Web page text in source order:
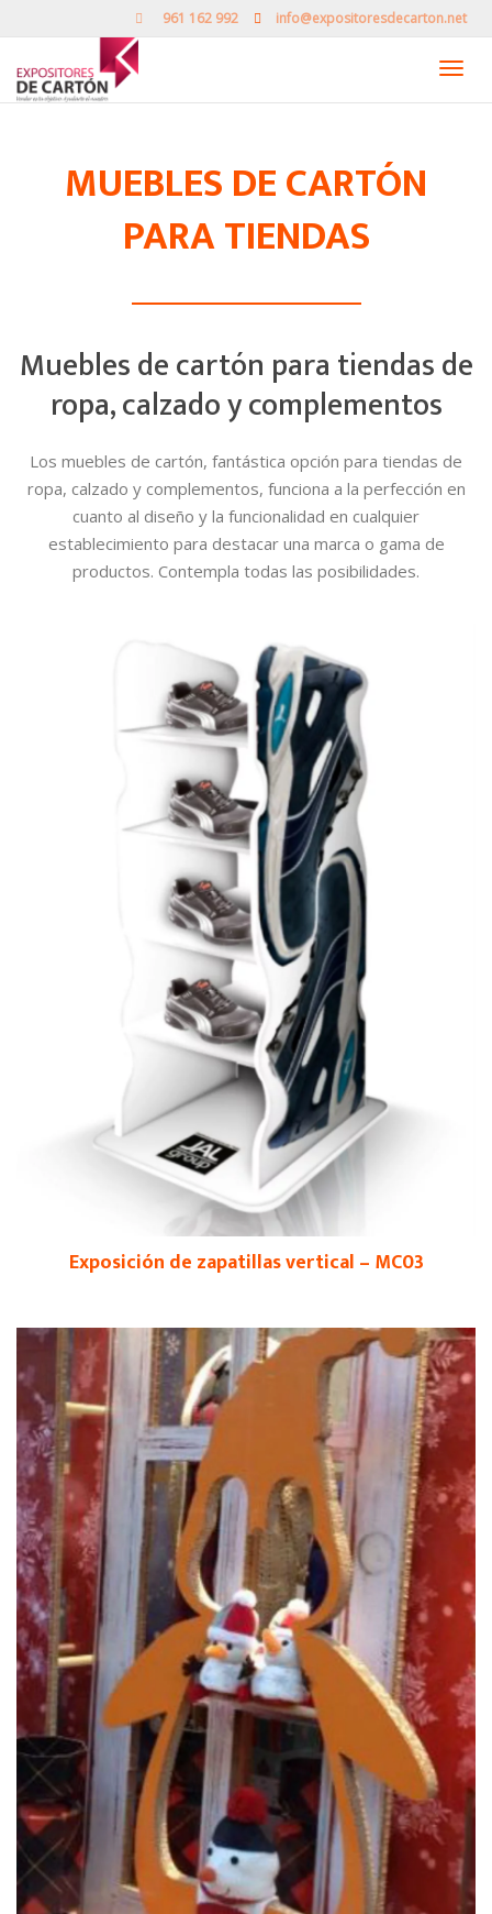
961 162 992 info@expositoresdecarton.net
MUEBLES DE CARTÓN
PARA TIENDAS
Muebles de cartón para tiendas de
ropa, calzado y complementos
Los muebles de cartón, fantástica opción para tiendas de
ropa, calzado y complementos, funciona a la perfección en
cuanto al diseño y la funcionalidad en cualquier
establecimiento para destacar una marca o gama de
productos. Contempla todas las posibilidades.
Exposición de zapatillas vertical – MC03